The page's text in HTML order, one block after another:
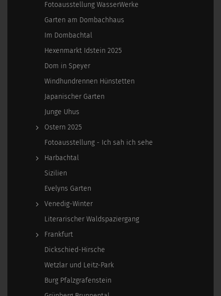
Fotoausstellung WasserWerke
Garten am Dombachhaus
Im Dombachtal
Hexenmarkt Idstein 2025
Dom in Speyer
Windhundrennen Hünstetten
Japanischer Garten
Junge Uhus
Ostern 2025
Fotoausstellung - Ich sah ich sehe
Harbachtal
Sizilien
Evelyns Garten
Venedig-Winter
Literarischer Waldspaziergang
Frankfurt
Dickschied-Hirsche
Wetzlar und Leitz-Park
Burg Pfalzgrafenstein